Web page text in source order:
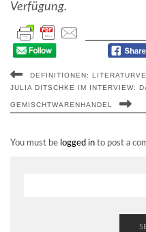
Verfügung.
DEFINITIONEN:
JULIA DITSCHKE IM INTERVIEW:
GEMISCHTWARENHANDEL
You must be logged in to post a